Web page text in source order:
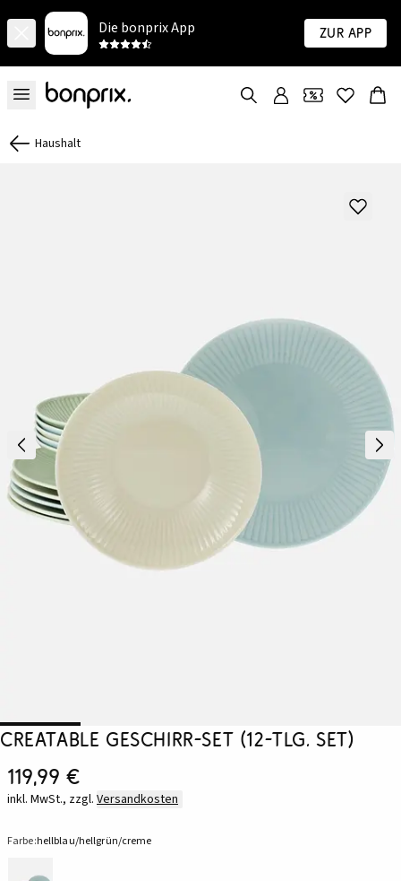
Die bonprix App Zur App
Haushalt
CreaTable Geschirr-Set (12-tlg. Set)
119,99 €
inkl. MwSt., zzgl. Versandkosten
Farbe:hellblau/hellgrün/creme